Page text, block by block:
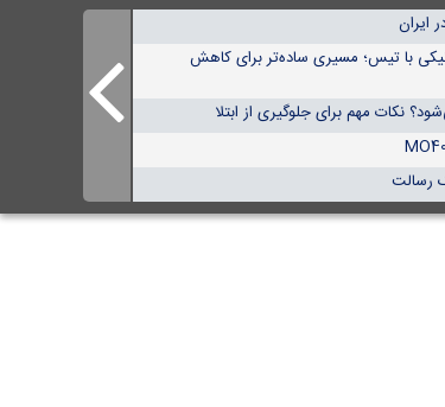
با تیس؛ مسیری ساده‌تر برای کاهش
نکات مهم برای جلوگیری از ابتلا
رسالت